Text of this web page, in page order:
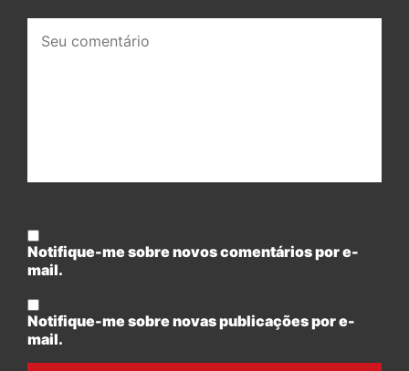
comentário:
Notifique-me sobre novos comentários por e-
mail.
Notifique-me sobre novas publicações por e-
mail.